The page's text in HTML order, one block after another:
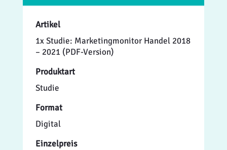
Artikel
1x Studie: Marketingmonitor Handel 2018
– 2021 (PDF-Version)
Produktart
Studie
Format
Digital
Einzelpreis